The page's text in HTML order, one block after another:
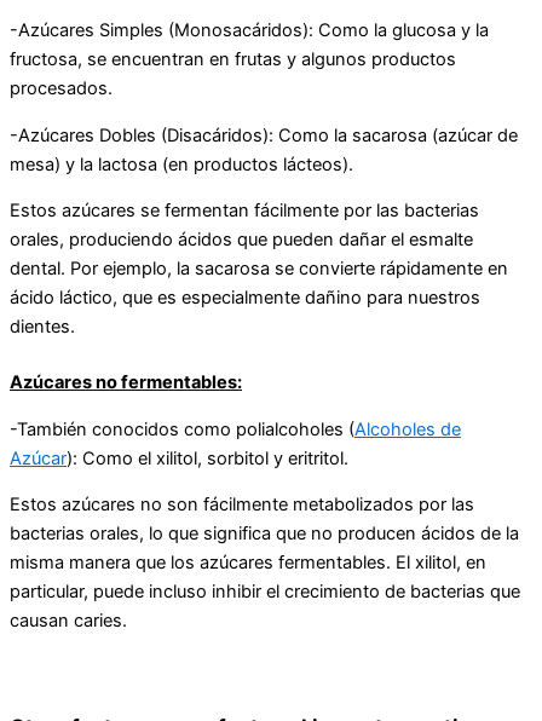
-Azúcares Simples (Monosacáridos): Como la glucosa y la
fructosa, se encuentran en frutas y algunos productos
procesados.
-Azúcares Dobles (Disacáridos): Como la sacarosa (azúcar de
mesa) y la lactosa (en productos lácteos).
Estos azúcares se fermentan fácilmente por las bacterias
orales, produciendo ácidos que pueden dañar el esmalte
dental. Por ejemplo, la sacarosa se convierte rápidamente en
ácido láctico, que es especialmente dañino para nuestros
dientes.
Azúcares no fermentables:
-También conocidos como polialcoholes (Alcoholes de
Azúcar): Como el xilitol, sorbitol y eritritol.
Estos azúcares no son fácilmente metabolizados por las
bacterias orales, lo que significa que no producen ácidos de la
misma manera que los azúcares fermentables. El xilitol, en
particular, puede incluso inhibir el crecimiento de bacterias que
causan caries.